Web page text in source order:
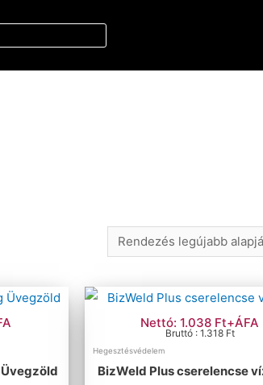
Nettó: 1.038 Ft+ÁFA
Bruttó : 1.318 Ft
Hegesztésvédelem
BizWeld Plus cserelencse